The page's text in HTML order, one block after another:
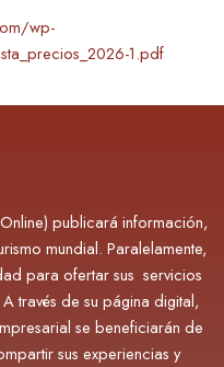
wp-
1.pdf
publicará información,
mundial. Paralelamente,
para ofertar sus servicios
través de su página digital,
se beneficiarán de
sus experiencias y